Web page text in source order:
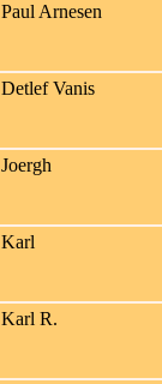
Paul Arnesen
Detlef Vanis
Joergh
Karl
Karl R.